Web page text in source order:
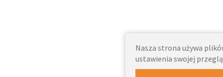
Nasza strona używa
ustawienia swojej